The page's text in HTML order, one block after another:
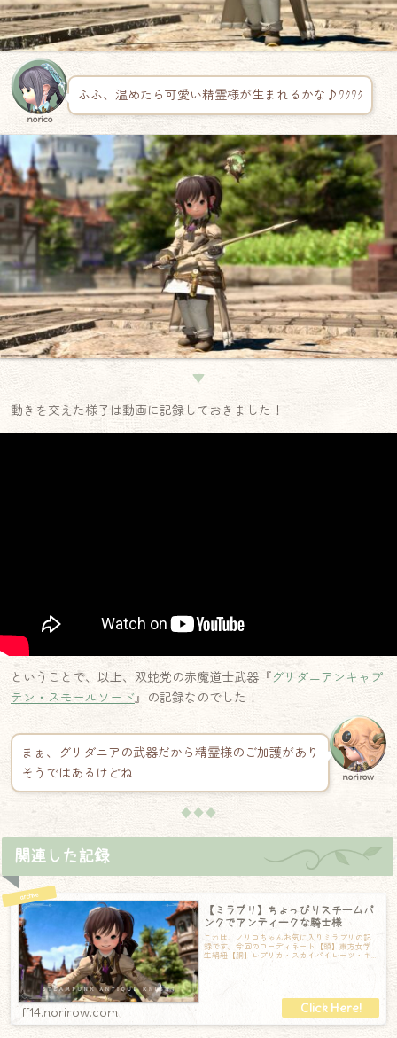
norico
ふふ、温めたら可愛い精霊様が生まれるかな♪ﾜｸﾜｸ
▼
動きを交えた様子は動画に記録しておきました！
ということで、以上、双蛇党の赤魔道士武器『グリダニアンキャプ
テン・スモールソード』の記録なのでした！
まぁ、グリダニアの武器だから精霊様のご加護があり
そうではあるけどね
norirow
♦♦♦
関連した記録
【ミラプリ】ちょっぴりスチームパ
ンクでアンティークな騎士様
これは、ノリコちゃんお気に入りミラプリの記
録です。今回のコーディネート【頭】東方女学
生絹紐【胴】レプリカ・スカイパイレーツ・キ
ャスターコート【手】ホープアーム【M】【脚
ff14.norirow.com